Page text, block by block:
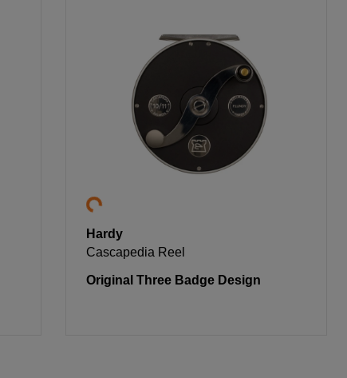
Hardy
Cascapedia Reel
Original Three Badge Design